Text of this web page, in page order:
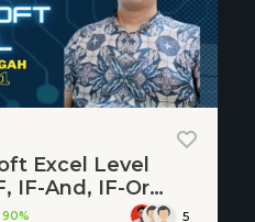
Excel Level
IF-And, IF-Or
90% 5